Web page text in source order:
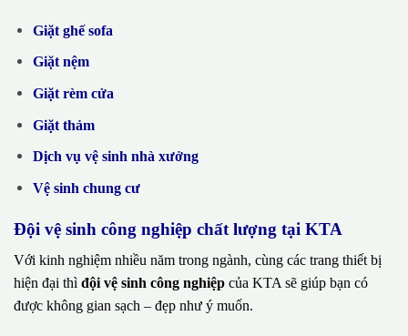
Giặt ghế sofa
Giặt nệm
Giặt rèm cửa
Giặt thảm
Dịch vụ vệ sinh nhà xưởng
Vệ sinh chung cư
Đội vệ sinh công nghiệp chất lượng tại KTA
Với kinh nghiệm nhiều năm trong ngành, cùng các trang thiết bị
hiện đại thì đội vệ sinh công nghiệp của KTA sẽ giúp bạn có
được không gian sạch – đẹp như ý muốn.